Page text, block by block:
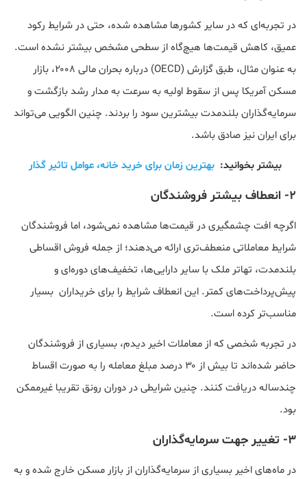
در تجربه‌ای که در سایر کشورها مشاهده شده، حتی در شرایط رکود
عمیق، کاهش قیمت‌ها هیچ‌گاه از سطحی مشخص بیشتر نشده است.
به عنوان مثال، طبق گزارش (OECD) درباره بحران مالی ۲۰۰۸، بازار
مسکن آمریکا پس از سقوط اولیه به سرعت به مدار رشد بازگشت و
سرمایه‌گذاران بلندمدت بیشترین سود را بردند. چنین الگویی می‌تواند
برای ایران نیز صادق باشد.
بیشتر بخوانید: بهترین زمان برای خرید خانه، عوامل تاثیر گذار
2- انعطاف بیشتر فروشندگان
اگرچه افت چشمگیری در قیمت‌ها مشاهده نمی‌شود، اما فروشندگان
شرایط معاملاتی منعطف‌تری ارائه می‌دهند؛ از جمله فروش اقساطی
بلندمدت، تهاتر ملک با سایر دارایی‌ها، تخفیف‌های دوره‌ای و
پیش‌پرداخت‌های کمتر. این انعطاف شرایط را برای خریداران بسیار
مناسب‌تر کرده است.
در تجربه شخصی که از معاملات اخیر دیدم، بسیاری از فروشندگان
حاضر شده‌اند تا بیش از ۳۰ درصد مبلغ معامله را به صورت اقساط
چندساله دریافت کنند. چنین شرایطی در دوران رونق تقریبا غیرممکن
بود.
3- تغییر جهت سرمایه‌گذاران
در ماه‌های اخیر بسیاری از سرمایه‌گذاران از بازار مسکن خارج شده و به